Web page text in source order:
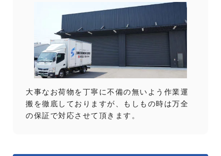
大事なお荷物を丁寧に不備の無いよう作業運
搬を徹底しておりますが、もしもの時は万全
の保証で対応させて頂きます。